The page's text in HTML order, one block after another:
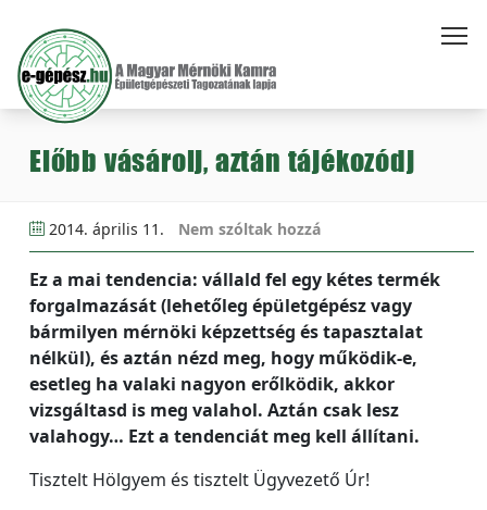
Előbb vásárolj, aztán tájékozódj
2014. április 11. Nem szóltak hozzá
Ez a mai tendencia: vállald fel egy kétes termék
forgalmazását (lehetőleg épületgépész vagy
bármilyen mérnöki képzettség és tapasztalat
nélkül), és aztán nézd meg, hogy működik-e,
esetleg ha valaki nagyon erőlködik, akkor
vizsgáltasd is meg valahol. Aztán csak lesz
valahogy… Ezt a tendenciát meg kell állítani.
Tisztelt Hölgyem és tisztelt Ügyvezető Úr!